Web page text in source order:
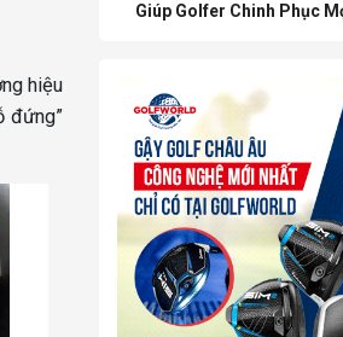
hiệu
đứng”
Giúp Golfer Chinh Phục